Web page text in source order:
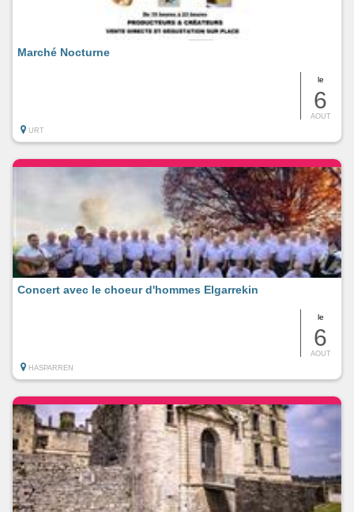
le
6
AOUT
Marché Nocturne
URT
le
6
AOUT
Concert avec le choeur d'hommes Elgarrekin
HASPARREN